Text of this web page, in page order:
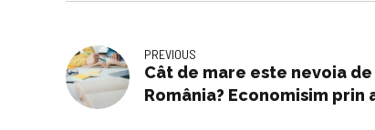
PREVIOUS
Cât de mare este nevoia
România? Economisim